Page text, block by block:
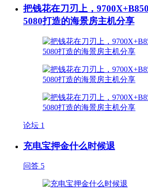
把钱花在刀刃上，
5080打造的海景房主机分享
论坛 1
充电宝押金什么时候退
问答 5